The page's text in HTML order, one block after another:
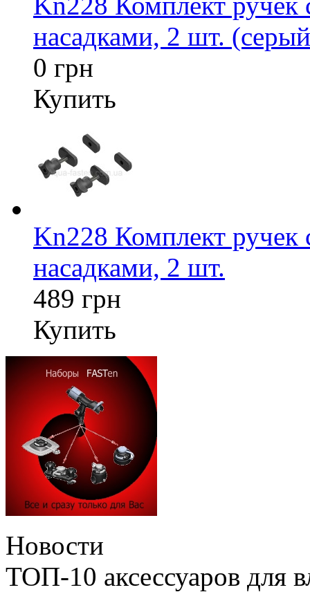
насадками, 2 шт.
0 грн
Купить
Kn228 Комплект
насадками, 2 шт.
489 грн
Купить
Новости
ТОП-10 аксессуаров для